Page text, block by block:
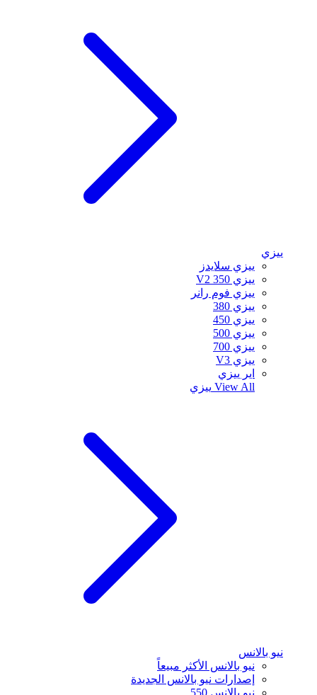
ييزي
ييزي سلايدز
ييزي 350 V2
ييزي فوم رانر
ييزي 380
ييزي 450
ييزي 500
ييزي 700
ييزي V3
اير ييزي
View All ييزي
نيو بالانس
نيو بالانس الأكثر مبيعاً
إصدارات نيو بالانس الجديدة
نيو بالانس 550